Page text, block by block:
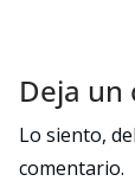
Deja
Lo siento,
comentario.